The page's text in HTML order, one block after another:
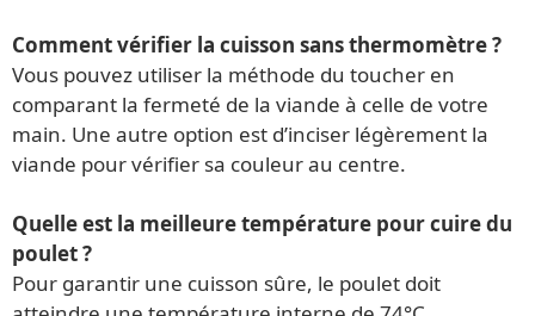
Comment vérifier la cuisson sans thermomètre ?
Vous pouvez utiliser la méthode du toucher en
comparant la fermeté de la viande à celle de votre
main. Une autre option est d’inciser légèrement la
viande pour vérifier sa couleur au centre.
Quelle est la meilleure température pour cuire du
poulet ?
Pour garantir une cuisson sûre, le poulet doit